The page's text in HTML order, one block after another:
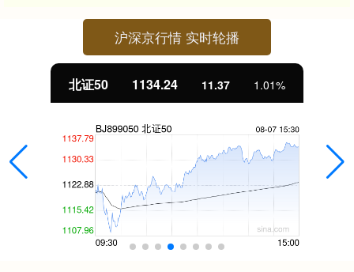
沪深京行情 实时轮播
北证50 1134.24 11.37 1.01%